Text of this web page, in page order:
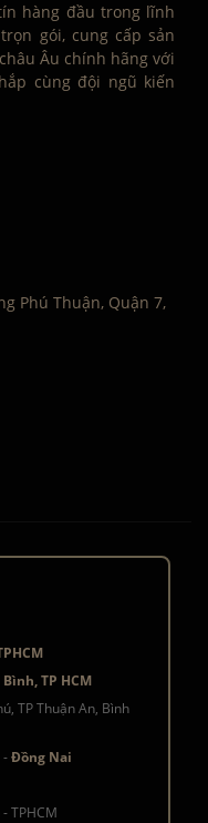
hàng đầu trong lĩnh
gói, cung cấp sản
Âu chính hãng với
cùng đội ngũ kiến
Phú Thuận, Quận 7,
TP HCM
TP Thuận An, Bình
-Đồng Nai
TPHCM